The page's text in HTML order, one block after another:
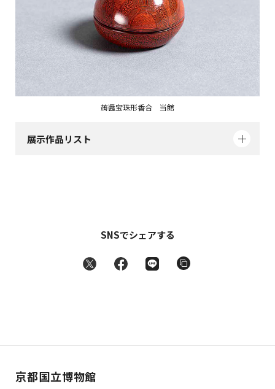
蒟醤宝珠形香合 当館
展示作品リスト
SNSでシェアする
京都国立博物館